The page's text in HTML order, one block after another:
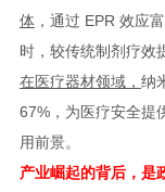
体，通过 EPR 效应
时，较传统制剂疗效
在医疗器材领域， 纳
67%，为医疗安全提
用前景。
产业崛起的背后，是